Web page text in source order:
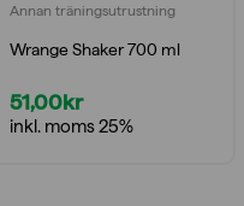
Annan träningsutrustning
Wrange Shaker 700 ml
51,00kr
inkl. moms 25%